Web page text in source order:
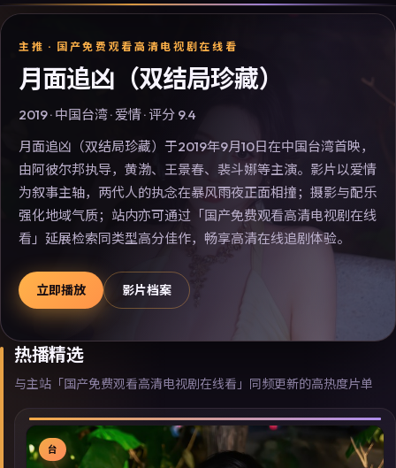
主推 · 国产免费观看高清电视剧在线看
月面追凶（双结局珍藏）
2019· 中国台湾· 爱情· 评分 9.4
月面追凶（双结局珍藏）于2019年9月10日在中国台湾首映，
由阿彼尔邦执导，黄渤、王景春、裴斗娜等主演。影片以爱情
为叙事主轴，两代人的执念在暴风雨夜正面相撞；摄影与配乐
强化地域气质；站内亦可通过「国产免费观看高清电视剧在线
看」延展检索同类型高分佳作，畅享高清在线追剧体验。
立即播放 影片档案
热播精选
与主站「国产免费观看高清电视剧在线看」同频更新的高热度片单
台